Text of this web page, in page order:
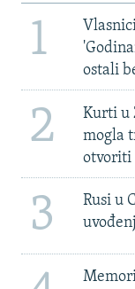
1
ostali
2
Kurti u
mogla
otvoriti
3
Rusi u